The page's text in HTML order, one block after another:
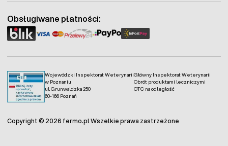
Wojewódzki Inspektorat Weterynarii
w Poznaniu
ul. Grunwaldzka 250
60-166 Poznań
Główny Inspektorat Weterynarii
Obrót produktami leczniczymi
OTC na odległość
Obsługiwane płatności:
Copyright © 2026 fermo.pl Wszelkie prawa zastrzeżone